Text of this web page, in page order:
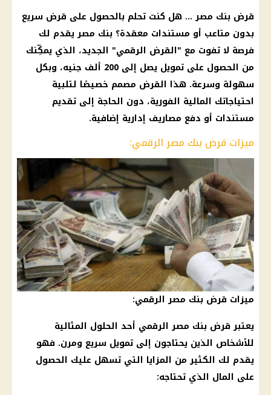
قرض بنك مصر… هل كنت تحلم بالحصول على قرض سريع
بدون متاعب أو مستندات معقدة؟ بنك مصريقدم لك
فرصة لا تفوت مع "القرض الرقمي" الجديد، الذي يمكِّنك
من الحصول على تمويل يصل إلى 200 ألف جنيه
، وبكل
سهولة وسرعة. هذا القرض مصمم خصيصًا لتلبية
احتياجاتك المالية الفورية، دون الحاجة إلى تقديم
مستندات أو دفع مصاريف إدارية إضافية.
ميزات قرض بنك مصر الرقمي:
ميزات قرض بنك مصر الرقمي:
يعتبر قرض بنك مصرالرقمي أحد الحلول المثالية
للأشخاص الذين يحتاجون إلى تمويل سريع ومرن. فهو
يقدم لك الكثير من المزايا التي تسهل عليك الحصول
على المال الذي تحتاجه: